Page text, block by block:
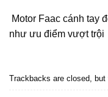
Motor Faac cánh tay
như ưu điểm vượt trội
Trackbacks are closed, but